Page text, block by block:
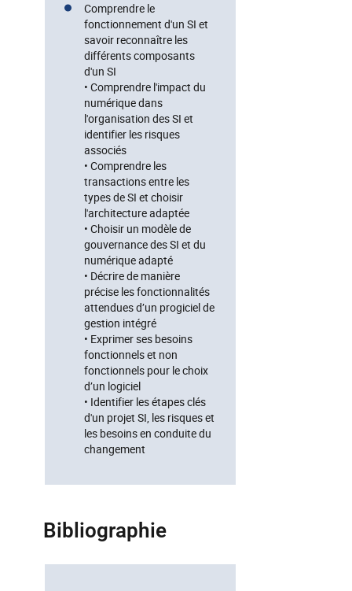
Comprendre le
fonctionnement d'un SI et
savoir reconnaître les
différents composants
d'un SI
• Comprendre l'impact du
numérique dans
l'organisation des SI et
identifier les risques
associés
• Comprendre les
transactions entre les
types de SI et choisir
l'architecture adaptée
• Choisir un modèle de
gouvernance des SI et du
numérique adapté
• Décrire de manière
précise les fonctionnalités
attendues d’un progiciel de
gestion intégré
• Exprimer ses besoins
fonctionnels et non
fonctionnels pour le choix
d’un logiciel
• Identifier les étapes clés
d'un projet SI, les risques et
les besoins en conduite du
changement
Bibliographie